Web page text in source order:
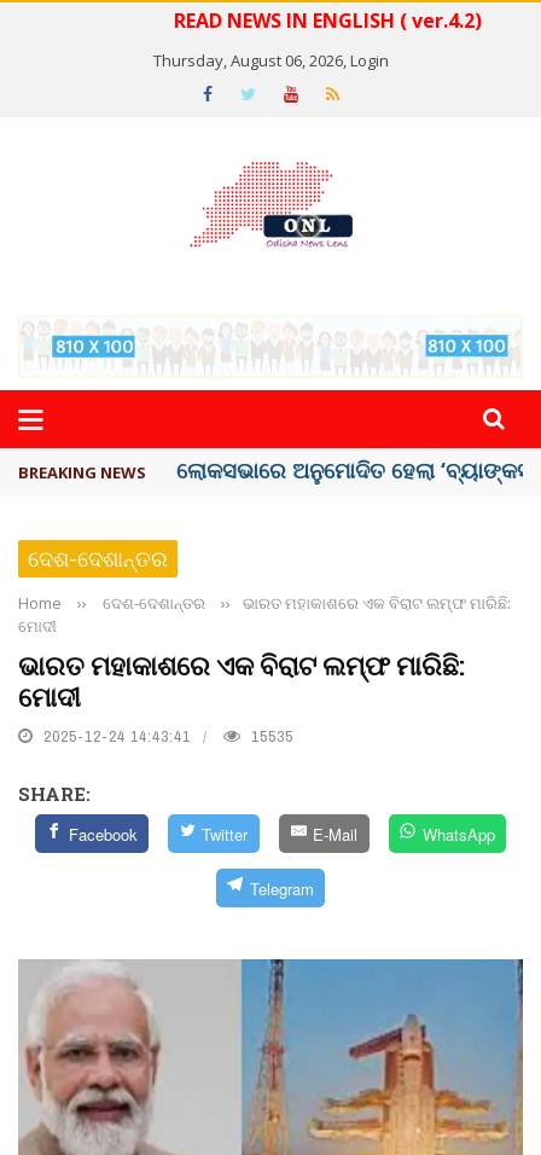
READ NEWS IN ENGLISH ( ver.4.2)
Thursday, August 06, 2026,Login
BREAKING NEWS ଭୁଶୁଡ଼ିଲା ପୁରୁଣା କୋଠା, ୬ ମୃତ
ଦେଶ-ଦେଶାନ୍ତର
Home ›› ଦେଶ-ଦେଶାନ୍ତର ››
ଭାରତ ମହାକାଶରେ ଏକ ବିରାଟ ଲମ୍ଫ ମାରିଛି:
ମୋଦୀ
ଭାରତ ମହାକାଶରେ ଏକ ବିରାଟ ଲମ୍ଫ ମାରିଛି:
ମୋଦୀ
2025-12-24 14:43:41 15535
SHARE:
Facebook Twitter E-Mail WhatsApp
Telegram